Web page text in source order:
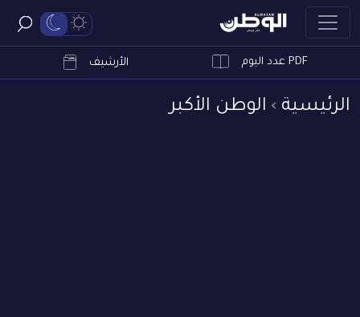
PDF عدد اليوم الأرشيف
الرئيسية الوطن الأكبر